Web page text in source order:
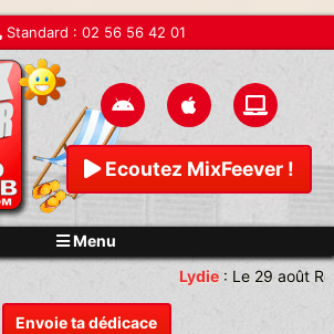
Standard : 02 56 56 42 01
Ecoutez MixFeever !
Menu
Envoie ta dédicace
Lydie: Le 29 août